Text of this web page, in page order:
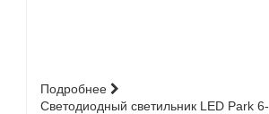
Подробнее
Светодиодный светильник LED Park 6-